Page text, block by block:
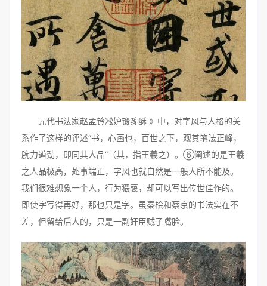
元代书法家赵孟钤凇妒锻豸酥 》中，对字风与人格的关
系作了这样的评述“书，心画也，百世之下，观其笔法正峰，
腕力遒劲，即同其人品”（其，指王羲之）。⑥阐述的是王羲
之人品极高，处事端正，字风也就自然是一般人所不能及。
我们很难想象一个人，行为猥亵，却可以写出传世佳作的。
即使字写得再好，那也只是字。虽秦桧和蔡京的书法实在不
差，但留给后人的，只是一副奸臣贼子嘴脸。